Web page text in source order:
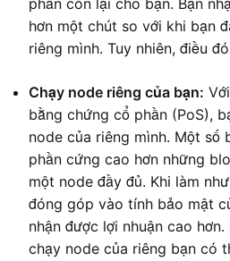
phần còn lại cho bạn. Bạn
hơn một chút so với khi bạn
riêng mình. Tuy nhiên, điều
Chạy node riêng của bạn:
bằng chứng cổ phần (PoS),
node của riêng mình. Một số
phần cứng cao hơn những
một node đầy đủ. Khi làm
đóng góp vào tính bảo mật
nhận được lợi nhuận cao
chạy node của riêng bạn có